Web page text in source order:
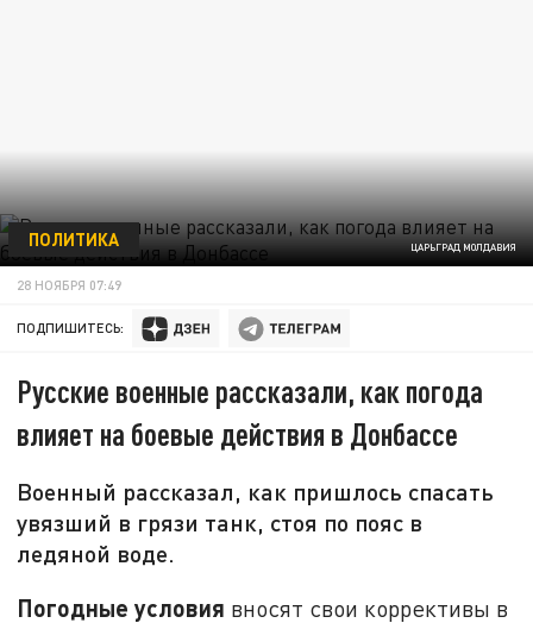
ЦАРЬГРАД МОЛДАВИЯ
ПОЛИТИКА
28 НОЯБРЯ 07:49
ПОДПИШИТЕСЬ:
Русские военные рассказали, как погода
влияет на боевые действия в Донбассе
Военный рассказал, как пришлось спасать
увязший в грязи танк, стоя по пояс в
ледяной воде.
Погодные условия вносят свои коррективы в